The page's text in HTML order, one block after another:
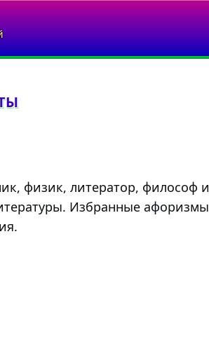
физик, литератор, философ и
Избранные афоризмы